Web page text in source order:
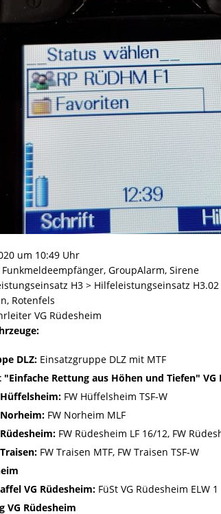
um 10:49 Uhr
Funkmeldeempfänger, GroupAlarm, Sirene
H3 > Hilfeleistungseinsatz H3.02
Rotenfels
VG Rüdesheim
DLZ: Einsatzgruppe DLZ mit MTF
"Einfache Rettung aus Höhen und Tiefen" VG
FW Hüffelsheim TSF-W
FW Norheim MLF
FW Rüdesheim LF 16/12, FW
FW Traisen MTF, FW Traisen TSF-W
VG Rüdesheim: FüSt VG Rüdesheim ELW 1
VG Rüdesheim